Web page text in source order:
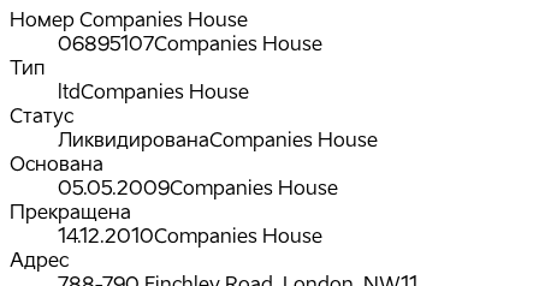
Номер Companies House
06895107Companies House
Тип
ltdCompanies House
Статус
ЛиквидированаCompanies House
Основана
05.05.2009Companies House
Прекращена
14.12.2010Companies House
Адрес